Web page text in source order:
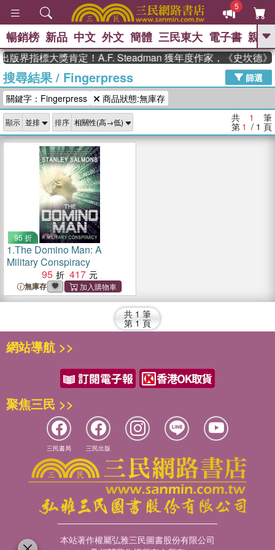
5
GO
熱搜： 高希均教授回憶錄
、 The Odyssey 、 父親節 、 如果歷
史是一群喵 、
獎 臺灣漫遊錄 、 方念華 、 台灣的李
登輝時代
數學女孩：黎曼猜想 、
偉大的迷走神經
暢銷榜 新品 中文 外文 簡體 三民東大 電子書 親子
版界指標大獎肯定！A.F. Steadman 獲年度作家，《史坎德》
搜尋結果/ Fingerpress
篩選
關鍵字：Fingerpress
商品狀態:無庫存
顯示 排序 共 1 筆
第 1 / 1 頁
95 折
1.The Domino Man: A
Military Conspiracy
95
417
無庫存
共 1 筆
第 1 頁
網站導航 >>
聚焦三民 >>
三民書局 三民出版
本站著作權屬弘雅三民圖書股份有限公司